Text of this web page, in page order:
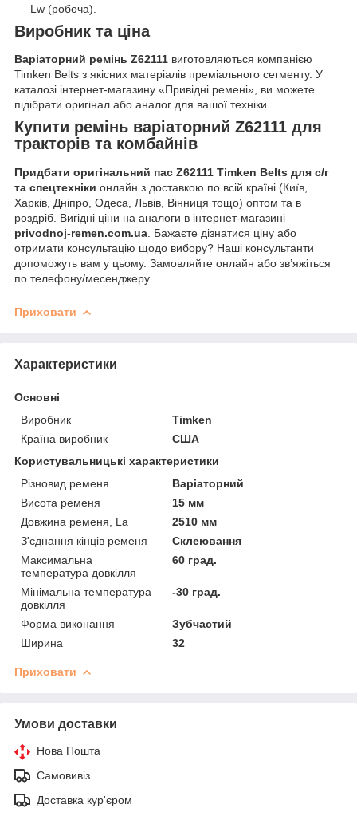
Lw (робоча).
Виробник та ціна
Варіаторний ремінь Z62111 виготовляються компанією
Timken Belts з якісних матеріалів преміального сегменту. У
каталозі інтернет-магазину «Привідні ремені», ви можете
підібрати оригінал або аналог для вашої техніки.
Купити ремінь варіаторний Z62111 для
тракторів та комбайнів
Придбати оригінальний пас Z62111 Timken Belts для с/г
та спецтехніки онлайн з доставкою по всій країні (Київ,
Харків, Дніпро, Одеса, Львів, Вінниця тощо) оптом та в
роздріб. Вигідні ціни на аналоги в інтернет-магазині
privodnoj-remen.com.ua . Бажаєте дізнатися ціну або
отримати консультацію щодо вибору? Наші консультанти
допоможуть вам у цьому. Замовляйте онлайн або зв’яжіться
по телефону/месенджеру.
Приховати
Характеристики
Основні
Виробник
Timken
Країна виробник
США
Користувальницькі характеристики
Різновид ременя
Варіаторний
Висота ременя
15 мм
Довжина ременя, La
2510 мм
З'єднання кінців ременя
Склеювання
Максимальна
температура довкілля
60 град.
Мінімальна температура
довкілля
-30 град.
Форма виконання
Зубчастий
Ширина
32
Приховати
Умови доставки
Нова Пошта
Самовивіз
Доставка кур'єром